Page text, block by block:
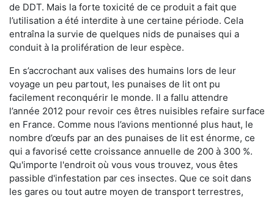
de DDT. Mais la forte toxicité de ce produit a fait que
l’utilisation a été interdite à une certaine période. Cela
entraîna la survie de quelques nids de punaises qui a
conduit à la prolifération de leur espèce.
En s’accrochant aux valises des humains lors de leur
voyage un peu partout, les punaises de lit ont pu
facilement reconquérir le monde. Il a fallu attendre
l’année 2012 pour revoir ces êtres nuisibles refaire surface
en France. Comme nous l’avions mentionné plus haut, le
nombre d’œufs par an des punaises de lit est énorme, ce
qui a favorisé cette croissance annuelle de 200 à 300 %.
Qu'importe l'endroit où vous vous trouvez, vous êtes
passible d'infestation par ces insectes. Que ce soit dans
les gares ou tout autre moyen de transport terrestres,